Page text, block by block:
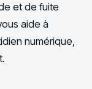
et de fuite
aide à
numérique,